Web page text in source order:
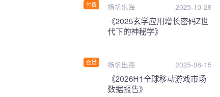
付费 扬帆出海 2025-10-29
会员
《2025玄学应用增长密码Z世
代下的神秘学》
扬帆出海 2025-08-15
《2026H1全球移动游戏市场
数据报告》